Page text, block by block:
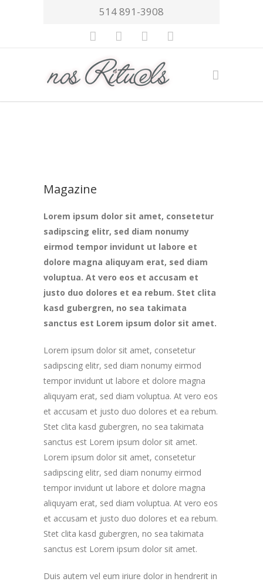
514 891-3908
Magazine
Lorem ipsum dolor sit amet, consetetur
sadipscing elitr, sed diam nonumy
eirmod tempor invidunt ut labore et
dolore magna aliquyam erat, sed diam
voluptua. At vero eos et accusam et
justo duo dolores et ea rebum. Stet clita
kasd gubergren, no sea takimata
sanctus est Lorem ipsum dolor sit amet.
Lorem ipsum dolor sit amet, consetetur
sadipscing elitr, sed diam nonumy eirmod
tempor invidunt ut labore et dolore magna
aliquyam erat, sed diam voluptua. At vero eos
et accusam et justo duo dolores et ea rebum.
Stet clita kasd gubergren, no sea takimata
sanctus est Lorem ipsum dolor sit amet.
Lorem ipsum dolor sit amet, consetetur
sadipscing elitr, sed diam nonumy eirmod
tempor invidunt ut labore et dolore magna
aliquyam erat, sed diam voluptua. At vero eos
et accusam et justo duo dolores et ea rebum.
Stet clita kasd gubergren, no sea takimata
sanctus est Lorem ipsum dolor sit amet.
Duis autem vel eum iriure dolor in hendrerit in